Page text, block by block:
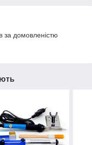
за домовленістю